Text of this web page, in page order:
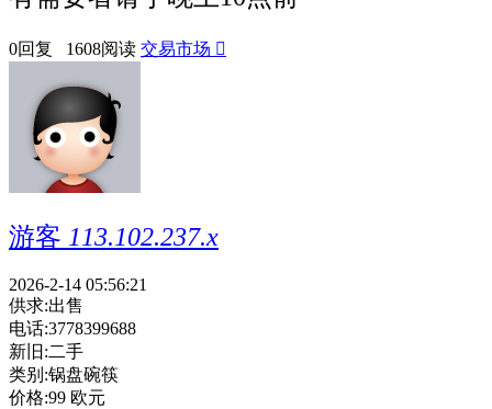
0回复 1608阅读 交易市场 
游客 113.102.237.x
2026-2-14 05:56:21
供求:出售
电话:3778399688
新旧:二手
类别:锅盘碗筷
价格:99 欧元